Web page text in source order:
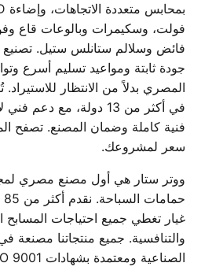
فولت، وسكيمرات وبالوعات قاع
فائض وسلالم ستانلس ستيل. تصنيع
جودة ثابتة ومواعيد تسليم أسرع
المصري بدلاً من الانتظار
في أكثر من 13 دولة، مع
فنية كاملة وضمان المصنع. تصفح
سعر لمشروعك.
ووتر ستار هي أول مصنع مصري
غيار تغطي جميع احتياجات المسابح
والتنافسية. جميع منتجاتنا مصنعة
الصناعية ومعتمدة بشهادات ISO 9001 و14001 و45001 وCE.